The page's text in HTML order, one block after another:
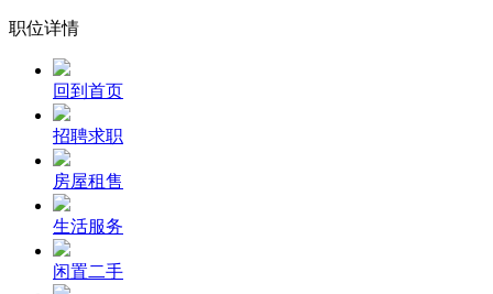
职位详情
回到首页
招聘求职
房屋租售
生活服务
闲置二手